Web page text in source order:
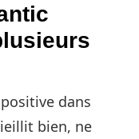
dans
bien, ne